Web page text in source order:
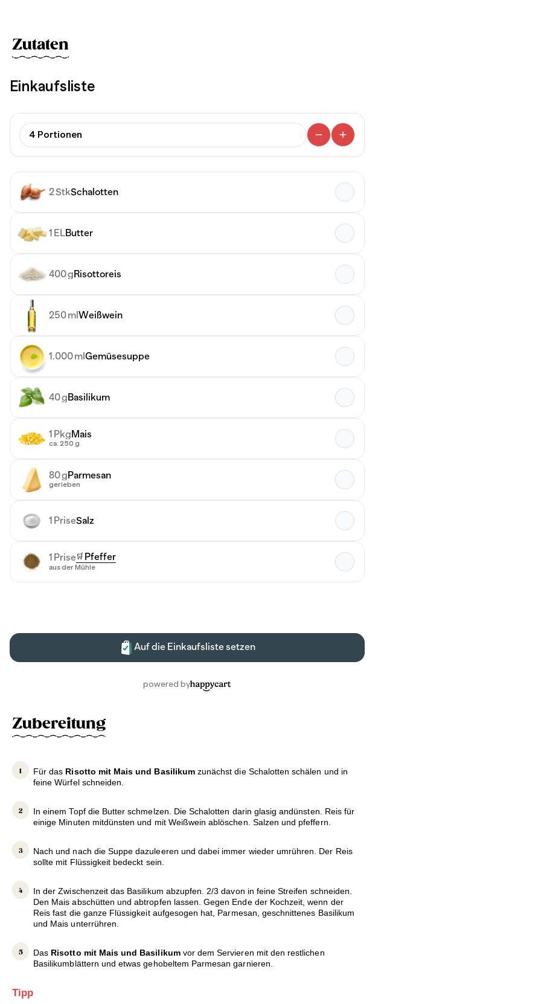
Zutaten
Zubereitung
Für das Risotto mit Mais und Basilikumzunächst die Schalotten schälen und in
feine Würfel schneiden.
In einem Topf die Butter schmelzen. Die Schalotten darin glasig andünsten. Reis für
einige Minuten mitdünsten und mit Weißwein ablöschen. Salzen und pfeffern.
Nach und nach die Suppe dazuleeren und dabei immer wieder umrühren. Der Reis
sollte mit Flüssigkeit bedeckt sein.
In der Zwischenzeit das Basilikum abzupfen. 2/3 davon in feine Streifen schneiden.
Den Mais abschütten und abtropfen lassen. Gegen Ende der Kochzeit, wenn der
Reis fast die ganze Flüssigkeit aufgesogen hat, Parmesan, geschnittenes Basilikum
und Mais unterrühren.
Das Risotto mit Mais und Basilikumvor dem Servieren mit den restlichen
Basilikumblättern und etwas gehobeltem Parmesan garnieren.
Tipp